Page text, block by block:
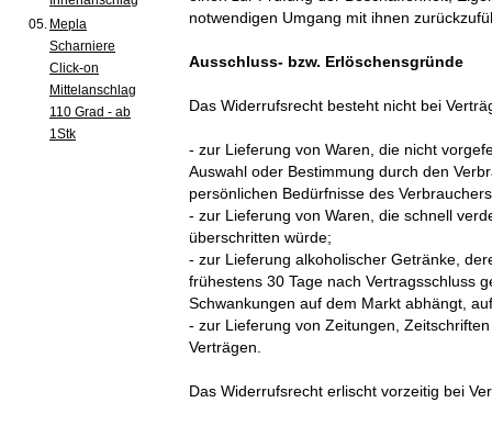
05. Mepla
Scharniere
Click-on
Mittelanschlag
110 Grad - ab
1Stk
notwendigen Umgang mit ihnen
Ausschluss- bzw. Erlöschensgründe
Das Widerrufsrecht besteht nicht bei
- zur Lieferung von Waren, die nicht
Auswahl oder Bestimmung durch den
persönlichen Bedürfnisse des
- zur Lieferung von Waren, die schnell
überschritten würde;
- zur Lieferung alkoholischer Getränke,
frühestens 30 Tage nach Vertragsschluss
Schwankungen auf dem Markt abhängt,
- zur Lieferung von Zeitungen,
Verträgen.
Das Widerrufsrecht erlischt vorzeitig bei